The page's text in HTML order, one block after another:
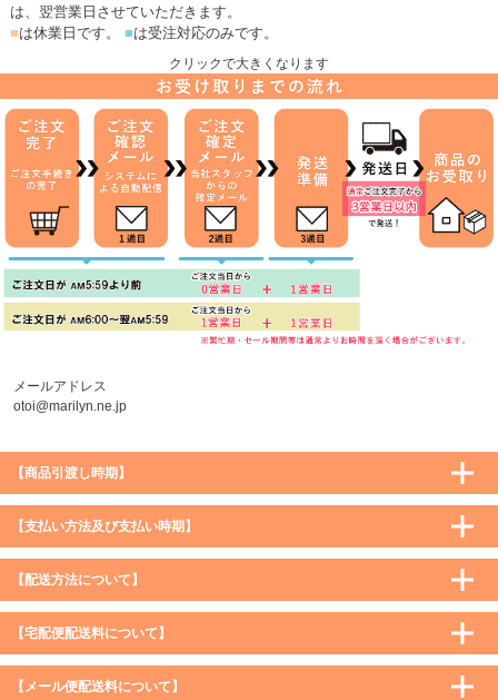
は、翌営業日させていただきます。
■は休業日です。 ■は受注対応のみです。
クリックで大きくなります
メールアドレス
otoi@marilyn.ne.jp
【商品引渡し時期】
【支払い方法及び支払い時期】
【配送方法について】
【宅配便配送料について】
購入価格 ／ 地域 通常 沖縄・離島など一部地域
【メール便配送料について】